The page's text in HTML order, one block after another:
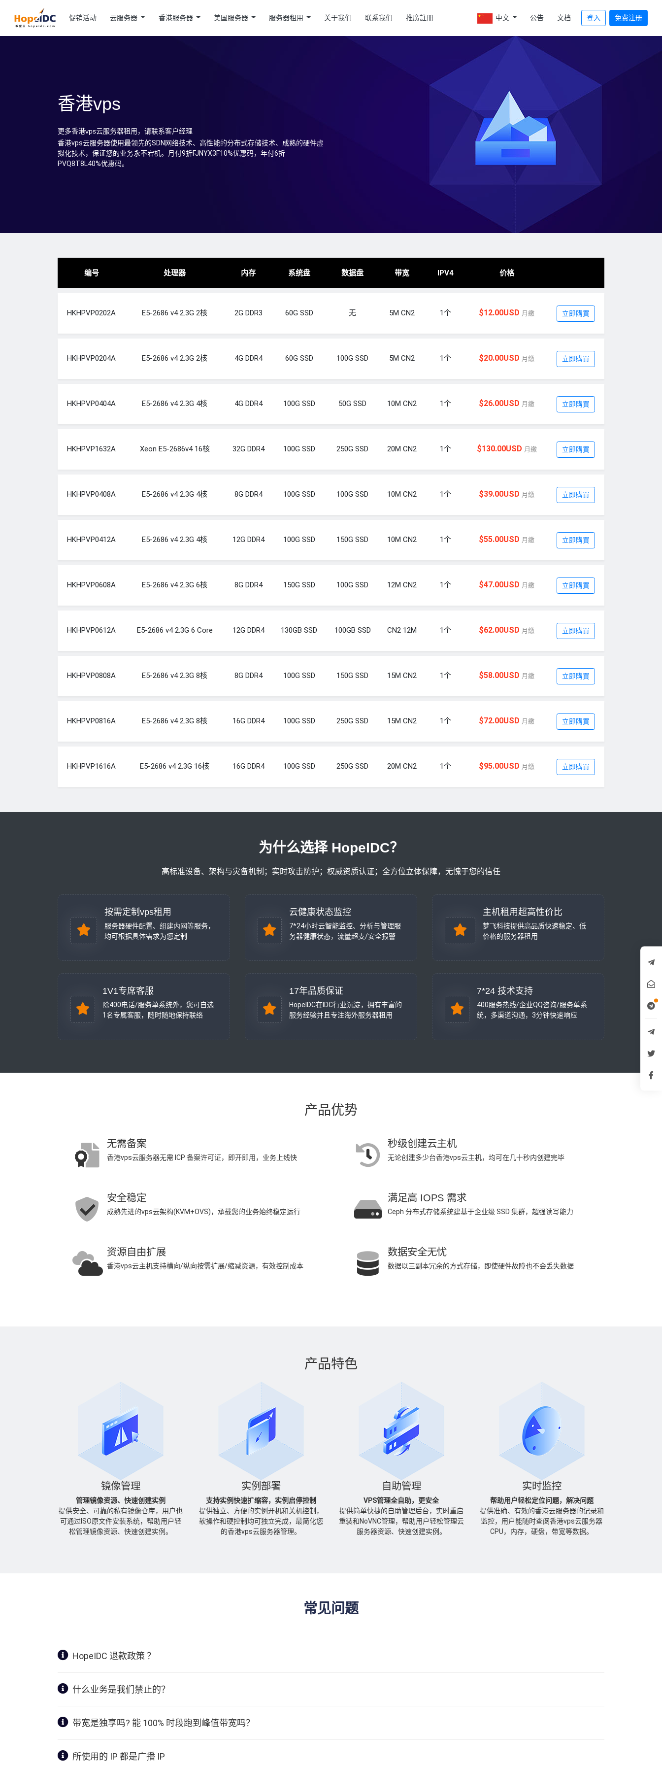
促销活动 云服务器 香港服务器 美国服务器 服务器租用 关于我们 联系我们 推廣註冊 中文 公告 文档 登入 免费注册
香港vps
更多香港vps云服务器租用，请联系客户经理
香港vps云服务器使用最领先的SDN网络技术、高性能的分布式存储技术、成熟的硬件虚
拟化技术，保证您的业务永不宕机。月付9折FJNYX3F10%优惠码，年付6折
PVQ8T8L40%优惠码。
编号 处理器 内存 系统盘 数据盘 带宽 IPV4 价格
HKHPVP0202A E5-2686 v4 2.3G 2核 2G DDR3 60G SSD 无 5M CN2 1个 $12.00USD 月繳 立即購買
HKHPVP0204A E5-2686 v4 2.3G 2核 4G DDR4 60G SSD 100G SSD 5M CN2 1个 $20.00USD 月繳 立即購買
HKHPVP0404A E5-2686 v4 2.3G 4核 4G DDR4 100G SSD 50G SSD 10M CN2 1个 $26.00USD 月繳 立即購買
HKHPVP1632A Xeon E5-2686v4 16核 32G DDR4 100G SSD 250G SSD 20M CN2 1个 $130.00USD 月繳 立即購買
HKHPVP0408A E5-2686 v4 2.3G 4核 8G DDR4 100G SSD 100G SSD 10M CN2 1个 $39.00USD 月繳 立即購買
HKHPVP0412A E5-2686 v4 2.3G 4核 12G DDR4 100G SSD 150G SSD 10M CN2 1个 $55.00USD 月繳 立即購買
HKHPVP0608A E5-2686 v4 2.3G 6核 8G DDR4 150G SSD 100G SSD 12M CN2 1个 $47.00USD 月繳 立即購買
HKHPVP0612A E5-2686 v4 2.3G 6 Core 12G DDR4 130GB SSD 100GB SSD CN2 12M 1个 $62.00USD 月繳 立即購買
HKHPVP0808A E5-2686 v4 2.3G 8核 8G DDR4 100G SSD 150G SSD 15M CN2 1个 $58.00USD 月繳 立即購買
HKHPVP0816A E5-2686 v4 2.3G 8核 16G DDR4 100G SSD 250G SSD 15M CN2 1个 $72.00USD 月繳 立即購買
HKHPVP1616A E5-2686 v4 2.3G 16核 16G DDR4 100G SSD 250G SSD 20M CN2 1个 $95.00USD 月繳 立即購買
为什么选择 HopeIDC？
高标准设备、架构与灾备机制；实时攻击防护；权威资质认证；全方位立体保障，无愧于您的信任
按需定制vps租用
服务器硬件配置、组建内网等服务，
均可根据具体需求为您定制
云健康状态监控
7*24小时云智能监控、分析与管理服
务器健康状态，流量超支/安全报警
主机租用超高性价比
梦飞科技提供高品质快速稳定、低
价格的服务器租用
1V1专席客服
除400电话/服务单系统外，您可自选
1名专属客服，随时随地保持联络
17年品质保证
HopeIDC在IDC行业沉淀，拥有丰富的
服务经验并且专注海外服务器租用
7*24 技术支持
400服务热线/企业QQ咨询/服务单系
统，多渠道沟通，3分钟快速响应
产品优势
无需备案
香港vps云服务器无需 ICP 备案许可证，即开即用，业务上线快
秒级创建云主机
无论创建多少台香港vps云主机，均可在几十秒内创建完毕
安全稳定
成熟先进的vps云架构(KVM+OVS)，承载您的业务始终稳定运行
满足高 IOPS 需求
Ceph 分布式存储系统建基于企业级 SSD 集群，超强读写能力
资源自由扩展
香港vps云主机支持横向/纵向按需扩展/缩减资源，有效控制成本
数据安全无忧
数据以三副本冗余的方式存储，即使硬件故障也不会丢失数据
产品特色
镜像管理
管理镜像资源、快速创建实例
提供安全、可靠的私有镜像仓库，用户也
可通过ISO原文件安装系统，帮助用户轻
松管理镜像资源、快速创建实例。
实例部署
支持实例快速扩缩容，实例启停控制
提供独立、方便的实例开机和关机控制，
软操作和硬控制均可独立完成，最简化您
的香港vps云服务器管理。
自助管理
VPS管理全自助，更安全
提供简单快捷的自助管理后台，实时重启
重装和NoVNC管理，帮助用户轻松管理云
服务器资源、快速创建实例。
实时监控
帮助用户轻松定位问题，解决问题
提供准确、有效的香港云服务器的记录和
监控，用户能随时查阅香港vps云服务器
CPU，内存，硬盘，带宽等数据。
常见问题
HopeIDC 退款政策 ？
什么业务是我们禁止的？
带宽是独享吗? 能 100% 时段跑到峰值带宽吗？
所使用的 IP 都是广播 IP